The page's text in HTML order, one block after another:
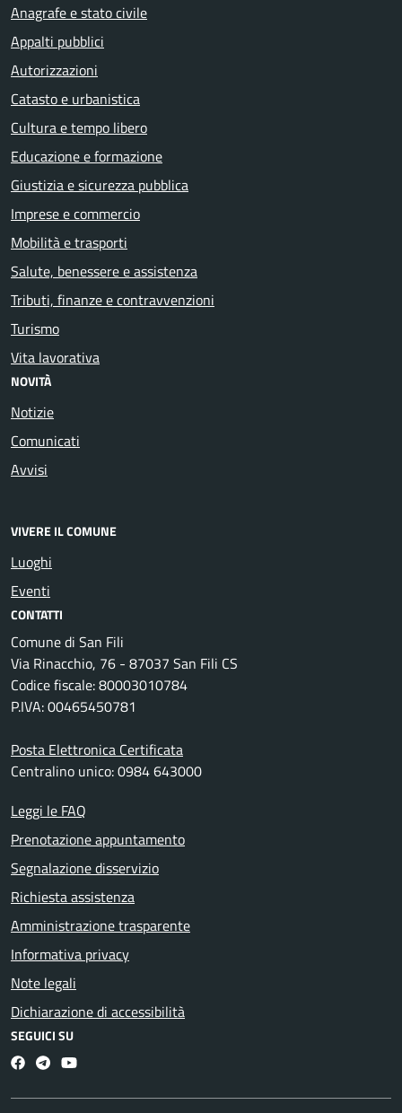
Anagrafe e stato civile
Appalti pubblici
Autorizzazioni
Catasto e urbanistica
Cultura e tempo libero
Educazione e formazione
Giustizia e sicurezza pubblica
Imprese e commercio
Mobilità e trasporti
Salute, benessere e assistenza
Tributi, finanze e contravvenzioni
Turismo
Vita lavorativa
NOVITÀ
Notizie
Comunicati
Avvisi
VIVERE IL COMUNE
Luoghi
Eventi
CONTATTI
Comune di San Fili
Via Rinacchio, 76 - 87037 San Fili CS
Codice fiscale: 80003010784
P.IVA: 00465450781
Posta Elettronica Certificata
Centralino unico: 0984 643000
Leggi le FAQ
Prenotazione appuntamento
Segnalazione disservizio
Richiesta assistenza
Amministrazione trasparente
Informativa privacy
Note legali
Dichiarazione di accessibilità
SEGUICI SU
Facebook
TelegramYoutube